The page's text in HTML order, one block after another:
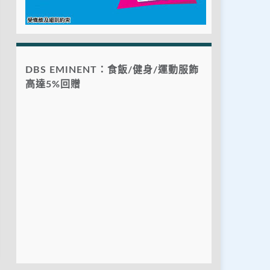
DBS EMINENT：食飯/健身/運動服飾
高達5%回贈